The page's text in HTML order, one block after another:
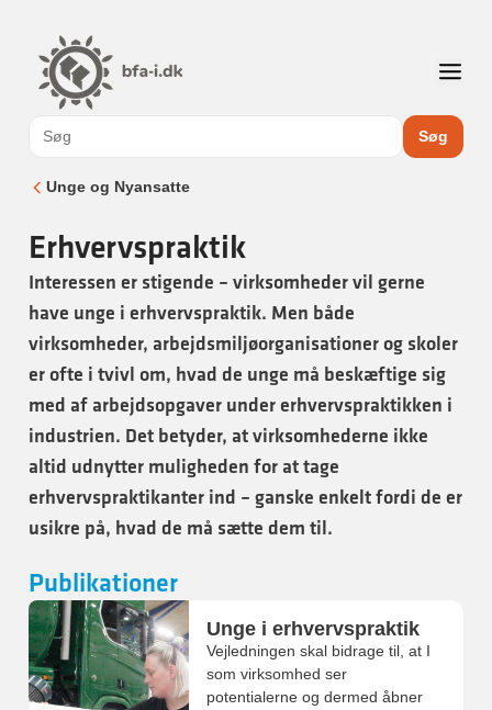
Søg
Unge og Nyansatte
Erhvervspraktik
Interessen er stigende – virksomheder vil gerne
have unge i erhvervspraktik. Men både
virksomheder, arbejdsmiljøorganisationer og skoler
er ofte i tvivl om, hvad de unge må beskæftige sig
med af arbejdsopgaver under erhvervspraktikken i
industrien. Det betyder, at virksomhederne ikke
altid udnytter muligheden for at tage
erhvervspraktikanter ind – ganske enkelt fordi de er
usikre på, hvad de må sætte dem til.
Publikationer
Unge i erhvervspraktik
Vejledningen skal bidrage til, at I
som virksomhed ser
potentialerne og dermed åbner